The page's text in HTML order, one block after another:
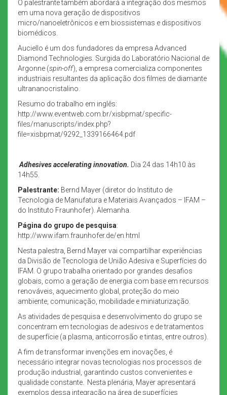
O palestrante também abordará a integração dos mesmos
em uma nova geração de dispositivos
micro/nanoeletrônicos e em biossistemas e dispositivos
biomédicos.
Auciello é um dos fundadores da empresa Advanced
Diamond Technologies. Surgida do Laboratório Nacional de
Argonne (spin-off), a empresa comercializa componentes
industriais resultantes da aplicação dos filmes de diamante
ultrananocristalino.
Resumo do trabalho em inglês:
http://www.eventweb.com.br/xisbpmat/specific-
files/manuscripts/index.php?
file=xisbpmat/9292_1339166464.pdf
Adhesives accelerating innovation. Dia 24 das 14h10 às
14h55.
Palestrante: Bernd Mayer (diretor do Instituto de
Tecnologia de Manufatura e Materiais Avançados – IFAM –
do Instituto Fraunhofer). Alemanha.
Página do grupo de pesquisa:
http://www.ifam.fraunhofer.de/en.html
Nesta palestra, Bernd Mayer vai compartilhar experiências
da Divisão de Tecnologia de União Adesiva e Superfícies do
IFAM. O grupo trabalha orientado por grandes desafios
globais, como a geração de energia com base em recursos
renováveis, aquecimento global, proteção do meio
ambiente, comunicação, mobilidade e miniaturização.
As atividades de pesquisa e desenvolvimento do grupo se
concentram em tecnologias de adesivos e de tratamentos
de superfície (a plasma, anticorrosão e tintas, entre outros).
A fim de transformar invenções em inovações, é
necessário integrar novas tecnologias nos processos de
produção industrial, garantindo custos convenientes e
qualidade constante. Nesta plenária, Mayer apresentará
exemplos dessa integração na área de superfícies